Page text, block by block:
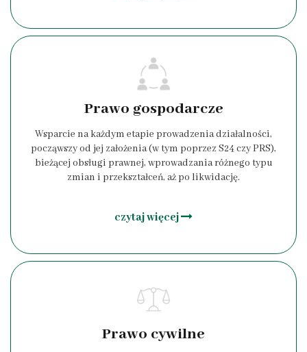
Prawo gospodarcze
Wsparcie na każdym etapie prowadzenia działalności,
począwszy od jej założenia (w tym poprzez S24 czy PRS),
bieżącej obsługi prawnej, wprowadzania różnego typu
zmian i przekształceń, aż po likwidację.
czytaj więcej
Prawo cywilne